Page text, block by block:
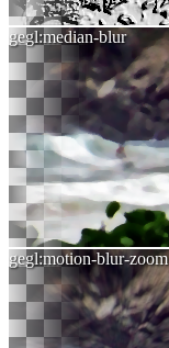
gegl:median-blur
gegl:motion-blur-zoom